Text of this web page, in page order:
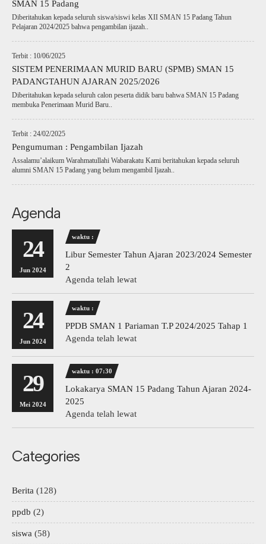
SMAN 15 Padang
Diberitahukan kepada seluruh siswa/siswi kelas XII SMAN 15 Padang Tahun
Pelajaran 2024/2025 bahwa pengambilan ijazah..
Terbit : 10/06/2025
SISTEM PENERIMAAN MURID BARU (SPMB) SMAN 15
PADANGTAHUN AJARAN 2025/2026
Diberitahukan kepada seluruh calon peserta didik baru bahwa SMAN 15 Padang
membuka Penerimaan Murid Baru..
Terbit : 24/02/2025
Pengumuman : Pengambilan Ijazah
Assalamu’alaikum Warahmatullahi Wabarakatu Kami beritahukan kepada seluruh
alumni SMAN 15 Padang yang belum mengambil Ijazah..
Agenda
24
Jun 2024
waktu :
Libur Semester Tahun Ajaran 2023/2024 Semester
2
Agenda telah lewat
24
Jun 2024
waktu :
PPDB SMAN 1 Pariaman T.P 2024/2025 Tahap 1
Agenda telah lewat
29
Mei 2024
waktu : 07:30
Lokakarya SMAN 15 Padang Tahun Ajaran 2024-
2025
Agenda telah lewat
Categories
Berita (128)
ppdb (2)
siswa (58)